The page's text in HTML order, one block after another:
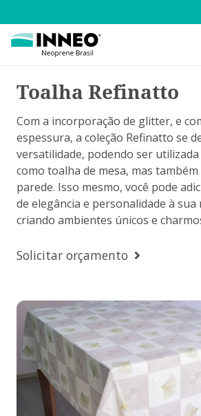
Toalha Refinatto
Com a incorporação de glitter, e
espessura, a coleção Refinatto se
versatilidade, podendo ser
como toalha de mesa, mas
parede. Isso mesmo, você pode
de elegância e personalidade à sua
criando ambientes únicos e
Solicitar orçamento